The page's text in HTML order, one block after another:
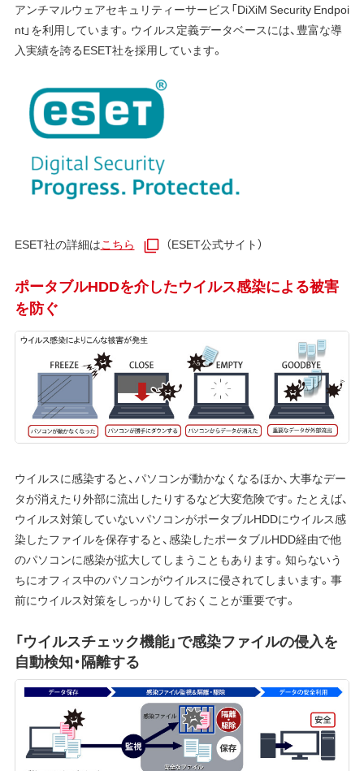
アンチマルウェアセキュリティーサービス「DiXiM Security Endpoi
nt」を利用しています。ウイルス定義データベースには、豊富な導
入実績を誇るESET社を採用しています。
ESET社の詳細はこちら （ESET公式サイト）
ポータブルHDDを介したウイルス感染による被害
を防ぐ
ウイルスに感染すると、パソコンが動かなくなるほか、大事なデー
タが消えたり外部に流出したりするなど大変危険です。たとえば、
ウイルス対策していないパソコンがポータブルHDDにウイルス感
染したファイルを保存すると、感染したポータブルHDD経由で他
のパソコンに感染が拡大してしまうこともあります。知らないう
ちにオフィス中のパソコンがウイルスに侵されてしまいます。事
前にウイルス対策をしっかりしておくことが重要です。
「ウイルスチェック機能」で感染ファイルの侵入を
自動検知・隔離する